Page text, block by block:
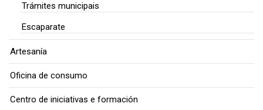
Trámites municipais
Escaparate
Artesanía
Oficina de consumo
Centro de iniciativas e formación